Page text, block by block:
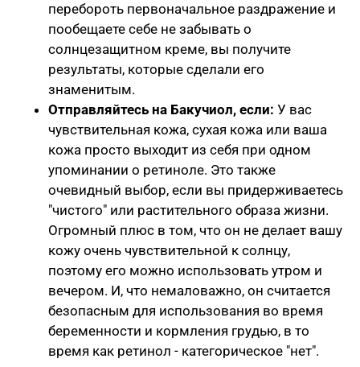
перебороть первоначальное раздражение и
пообещаете себе не забывать о
солнцезащитном креме, вы получите
результаты, которые сделали его
знаменитым.
Отправляйтесь на Бакучиол, если: У вас
чувствительная кожа, сухая кожа или ваша
кожа просто выходит из себя при одном
упоминании о ретиноле. Это также
очевидный выбор, если вы придерживаетесь
"чистого" или растительного образа жизни.
Огромный плюс в том, что он не делает вашу
кожу очень чувствительной к солнцу,
поэтому его можно использовать утром и
вечером. И, что немаловажно, он считается
безопасным для использования во время
беременности и кормления грудью, в то
время как ретинол - категорическое "нет".